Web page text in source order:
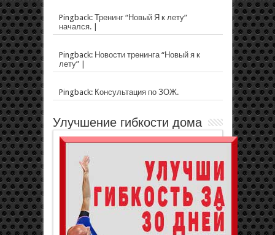
Pingback: Тренинг “Новый Я к лету”
начался. |
Pingback: Новости тренинга “Новый я к
лету” |
Pingback: Консультация по ЗОЖ.
Улучшение гибкости дома